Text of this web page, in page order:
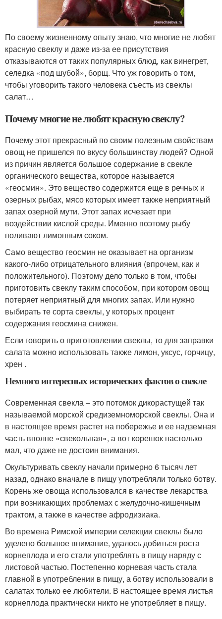
По своему жизненному опыту знаю, что многие не любят
красную свеклу и даже из-за ее присутствия
отказываются от таких популярных блюд, как винегрет,
селедка «под шубой», борщ. Что уж говорить о том,
чтобы уговорить такого человека съесть из свеклы
салат…
Почему многие не любят красную свеклу?
Почему этот прекрасный по своим полезным свойствам
овощ не пришелся по вкусу большинству людей? Одной
из причин является большое содержание в свекле
органического вещества, которое называется
«геосмин». Это вещество содержится еще в речных и
озерных рыбах, мясо которых имеет также неприятный
запах озерной мути. Этот запах исчезает при
воздействии кислой среды. Именно поэтому рыбу
поливают лимонным соком.
Само вещество геосмин не оказывает на организм
какого-либо отрицательного влияния (впрочем, как и
положительного). Поэтому дело только в том, чтобы
приготовить свеклу таким способом, при котором овощ
потеряет неприятный для многих запах. Или нужно
выбирать те сорта свеклы, у которых процент
содержания геосмина снижен.
Если говорить о приготовлении свеклы, то для заправки
салата можно использовать также лимон, уксус, горчицу,
хрен .
Немного интересных исторических фактов о свекле
Современная свекла – это потомок дикорастущей так
называемой морской средиземноморской свеклы. Она и
в настоящее время растет на побережье и ее надземная
часть вполне «свекольная», а вот корешок настолько
мал, что даже не достоин внимания.
Окультуривать свеклу начали примерно 6 тысяч лет
назад, однако вначале в пищу употребляли только ботву.
Корень же овоща использовался в качестве лекарства
при возникающих проблемах с желудочно-кишечным
трактом, а также в качестве афродизиака.
Во времена Римской империи селекции свеклы было
уделено большое внимание, удалось добиться роста
корнеплода и его стали употреблять в пищу наряду с
листовой частью. Постепенно корневая часть стала
главной в употреблении в пищу, а ботву использовали в
салатах только ее любители. В настоящее время листья
корнеплода практически никто не употребляет в пищу.